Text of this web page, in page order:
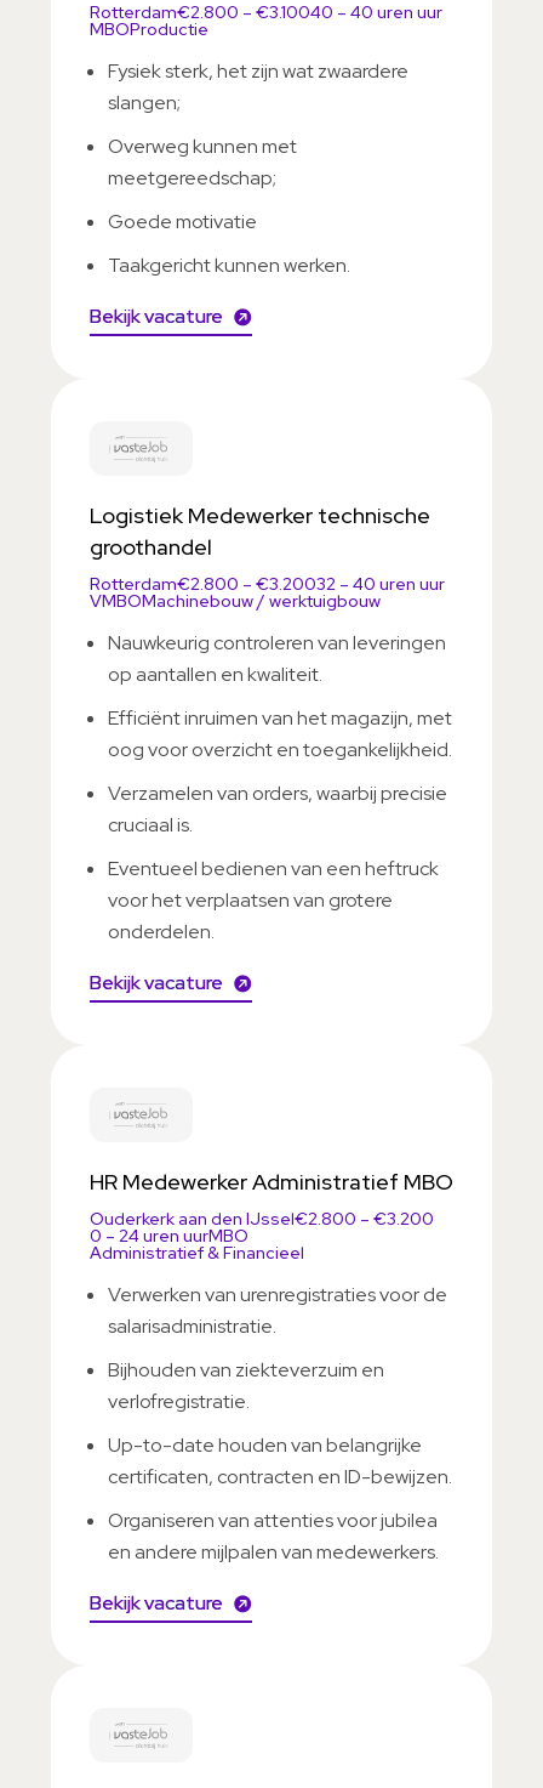
Rotterdam€2.800 – €3.10040 – 40 uren uur
MBOProductie
Fysiek sterk, het zijn wat zwaardere
slangen;
Overweg kunnen met
meetgereedschap;
Goede motivatie
Taakgericht kunnen werken.
Bekijk vacature
Logistiek Medewerker technische
groothandel
Rotterdam€2.800 – €3.20032 – 40 uren uur
VMBOMachinebouw / werktuigbouw
Nauwkeurig controleren van leveringen
op aantallen en kwaliteit.
Efficiënt inruimen van het magazijn, met
oog voor overzicht en toegankelijkheid.
Verzamelen van orders, waarbij precisie
cruciaal is.
Eventueel bedienen van een heftruck
voor het verplaatsen van grotere
onderdelen.
Bekijk vacature
HR Medewerker Administratief MBO
Ouderkerk aan den IJssel€2.800 – €3.200
0 – 24 uren uurMBO
Administratief & Financieel
Verwerken van urenregistraties voor de
salarisadministratie.
Bijhouden van ziekteverzuim en
verlofregistratie.
Up-to-date houden van belangrijke
certificaten, contracten en ID-bewijzen.
Organiseren van attenties voor jubilea
en andere mijlpalen van medewerkers.
Bekijk vacature